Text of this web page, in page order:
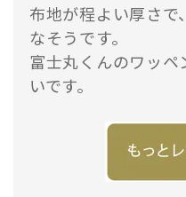
布地が程よい厚さで
なそうです。
富士丸くんのワッペ
いです。